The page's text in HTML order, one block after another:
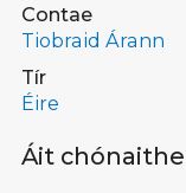
Contae
Tiobraid Árann
Tír
Éire
Áit chónaithe